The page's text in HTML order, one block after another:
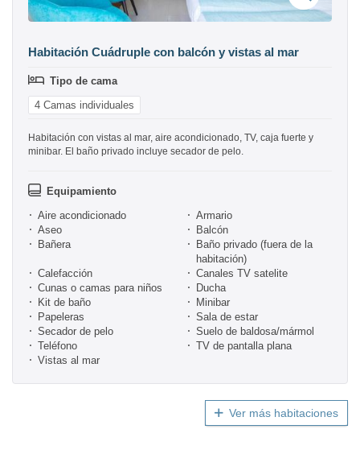
Habitación Cuádruple con balcón y vistas al mar
Tipo de cama
4 Camas individuales
Habitación con vistas al mar, aire acondicionado, TV, caja fuerte y
minibar. El baño privado incluye secador de pelo.
Equipamiento
Aire acondicionado
Armario
Aseo
Balcón
Bañera
Baño privado (fuera de la
habitación)
Calefacción
Canales TV satelite
Cunas o camas para niños
Ducha
Kit de baño
Minibar
Papeleras
Sala de estar
Secador de pelo
Suelo de baldosa/mármol
Teléfono
TV de pantalla plana
Vistas al mar
Ver más habitaciones